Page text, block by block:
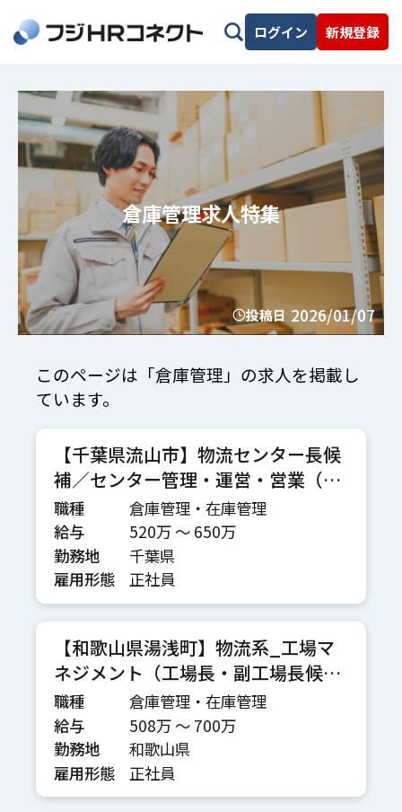
ログイン 新規登録
倉庫管理求人特集
投稿日 2026/01/07
このページは「倉庫管理」の求人を掲載し
ています。
【千葉県流山市】物流センター長候
補／センター管理・運営・営業（管
理職候補～管理職）
職種
倉庫管理・在庫管理
給与
520万 〜 650万
勤務地
千葉県
雇用形態
正社員
【和歌山県湯浅町】物流系_工場マ
ネジメント（工場長・副工場長候
補）※飲料メーカー
職種
倉庫管理・在庫管理
給与
508万 〜 700万
勤務地
和歌山県
雇用形態
正社員